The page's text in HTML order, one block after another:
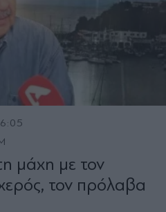
μάχη με τον
τον πρόλαβα